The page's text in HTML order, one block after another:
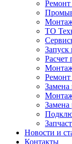
Ремонт
Монтаж
ТО
Запуск
Расчет
Ремонт
Замена
Замена
Новости и
Контакты